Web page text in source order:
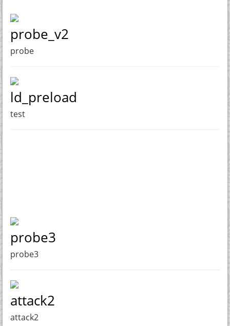
probe_v2
probe
ld_preload
test
probe3
probe3
attack2
attack2